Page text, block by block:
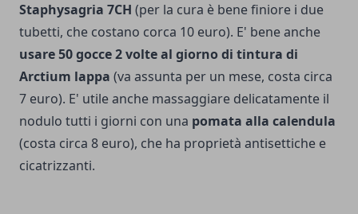
Staphysagria 7CH (per la cura è bene finiore i due
tubetti, che costano corca 10 euro). E' bene anche
usare 50 gocce 2 volte al giorno di tintura di
Arctium lappa (va assunta per un mese, costa circa
7 euro). E' utile anche massaggiare delicatamente il
nodulo tutti i giorni con una pomata alla ca­lendula
(costa circa 8 euro), che ha proprietà antisettiche e
cicatrizzanti.